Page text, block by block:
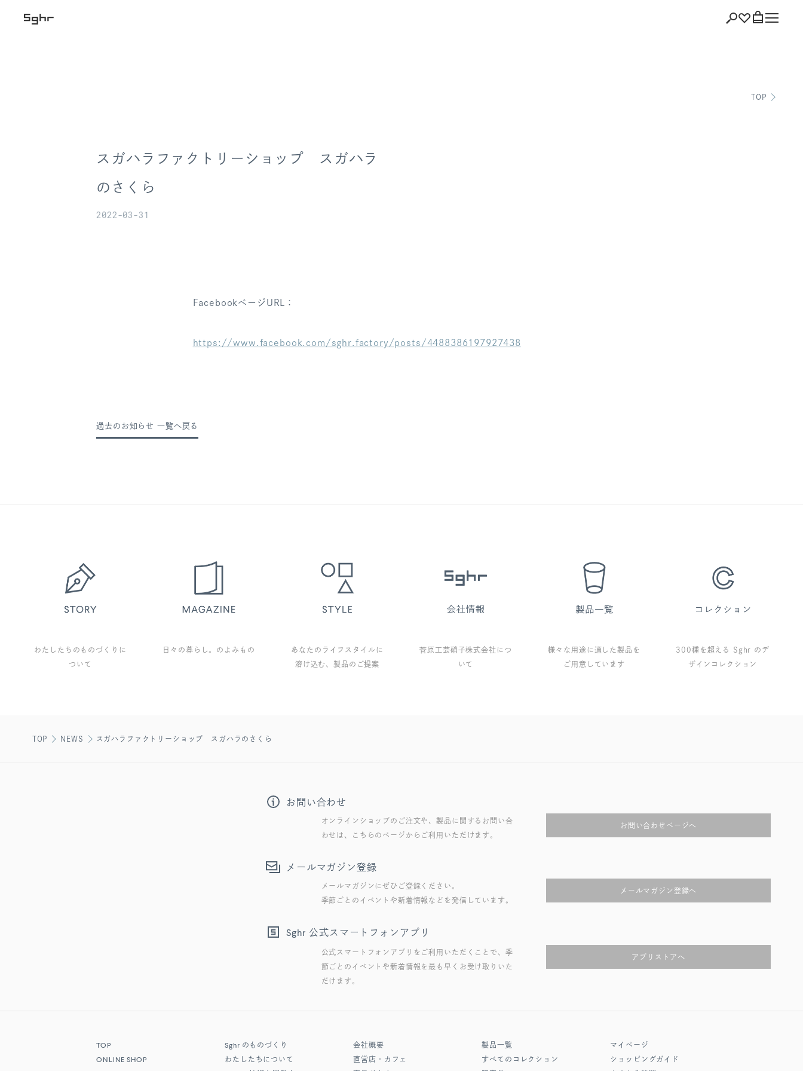
ショッピング
TOP
スガハラファクトリーショップ スガハラ
のさくら
2022-03-31
FacebookページURL：
https://www.facebook.com/sghr.factory/posts/4488386197927438
過去のお知らせ 一覧へ戻る
わたしたちのものづくりに
ついて
日々の暮らし。のよみもの
あなたのライフスタイルに
溶け込む、製品のご提案
菅原工芸硝子株式会社につ
いて
様々な用途に適した製品を
ご用意しています
300種を超える Sghr のデ
ザインコレクション
TOP NEWS スガハラファクトリーショップ スガハラのさくら
お問い合わせ
オンラインショップのご注文や、製品に関するお問い合
わせは、こちらのページからご利用いただけます。
お問い合わせページへ
メールマガジン登録
メールマガジンにぜひご登録ください。
季節ごとのイベントや新着情報などを発信しています。
メールマガジン登録へ
Sghr 公式スマートフォンアプリ
公式スマートフォンアプリをご利用いただくことで、季
節ごとのイベントや新着情報を最も早くお受け取りいた
だけます。
アプリストアへ
TOP
ONLINE SHOP
Sghr のものづくり
わたしたちについて
会社概要
直営店・カフェ
製品一覧
すべてのコレクション
マイページ
ショッピングガイド